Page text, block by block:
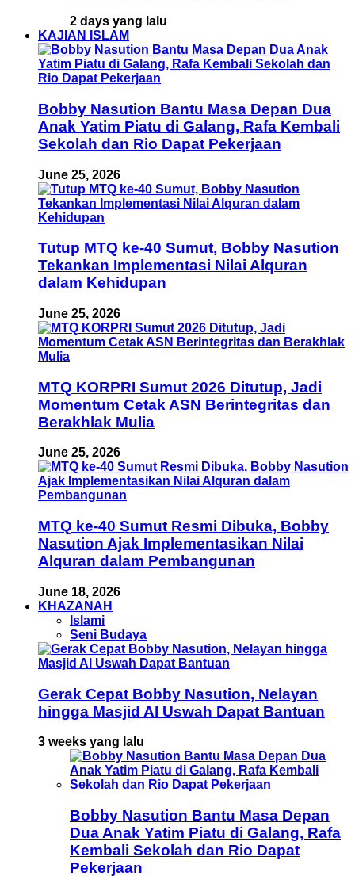
2 days yang lalu
KAJIAN ISLAM
Bobby Nasution Bantu Masa Depan Dua
Anak Yatim Piatu di Galang, Rafa Kembali
Sekolah dan Rio Dapat Pekerjaan
June 25, 2026
Tutup MTQ ke-40 Sumut, Bobby Nasution
Tekankan Implementasi Nilai Alquran
dalam Kehidupan
June 25, 2026
MTQ KORPRI Sumut 2026 Ditutup, Jadi
Momentum Cetak ASN Berintegritas dan
Berakhlak Mulia
June 25, 2026
MTQ ke-40 Sumut Resmi Dibuka, Bobby
Nasution Ajak Implementasikan Nilai
Alquran dalam Pembangunan
June 18, 2026
KHAZANAH
Islami
Seni Budaya
Gerak Cepat Bobby Nasution, Nelayan
hingga Masjid Al Uswah Dapat Bantuan
3 weeks yang lalu
Bobby Nasution Bantu Masa Depan
Dua Anak Yatim Piatu di Galang, Rafa
Kembali Sekolah dan Rio Dapat
Pekerjaan